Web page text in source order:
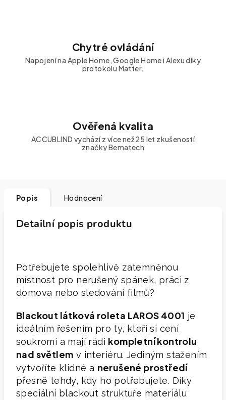
Chytré ovládání
Napojení na Apple Home, Google Home i Alexu díky
protokolu Matter.
Ověřená kvalita
ACCUBLIND vychází z více než 25 let zkušeností
značky Bematech
Popis Hodnocení
Detailní popis produktu
Potřebujete spolehlivě zatemněnou
místnost pro nerušený spánek, práci z
domova nebo sledování filmů?
Blackout látková roleta LAROS 4001 je
ideálním řešením pro ty, kteří si cení
soukromí a mají rádi kompletní kontrolu
nad světlem v interiéru. Jediným stažením
vytvoříte klidné a nerušené prostředí
přesně tehdy, kdy ho potřebujete. Díky
speciální blackout struktuře materiálu